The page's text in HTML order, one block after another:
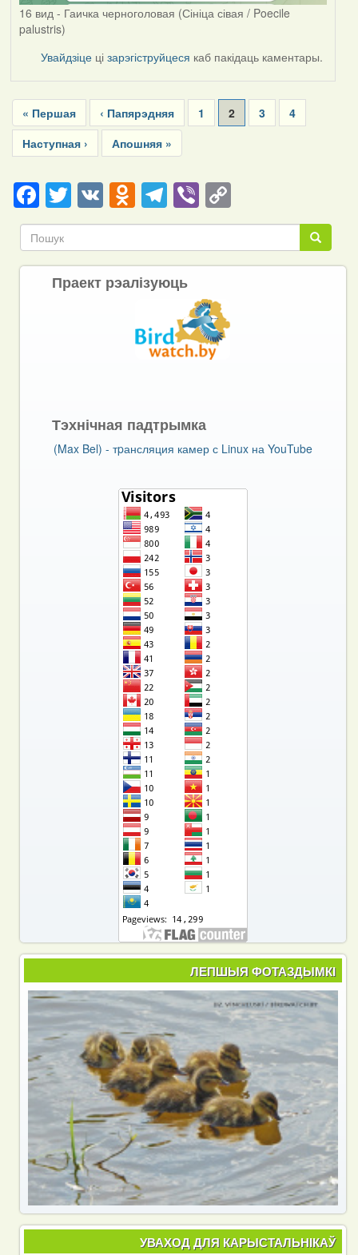
16 вид - Гаичка черноголовая (Сініца сівая / Poecile
palustris)
Увайдзіце цізарэгіструйцеся каб пакідаць каментары.
Pagination
First
page
« Першая
Previous
page
‹ Папярэдняя Page
1
Current
page
2 Page
3 Page
4
Next
page
Наступная ›
Last
page
Апошняя »
Facebook
Twitter
VKOdnoklassniki
Telegram
ViberCopy
Link Пошук
Пошук
Праект рэалізуюць
Тэхнічная падтрымка
(Max Bel) - тpансляция камер с Linux на YouTube
ЛЕПШЫЯ ФОТАЗДЫМКІ
УВАХОД ДЛЯ КАРЫСТАЛЬНІКАЎ